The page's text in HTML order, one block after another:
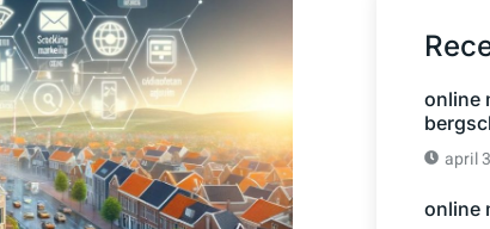
online
april
online